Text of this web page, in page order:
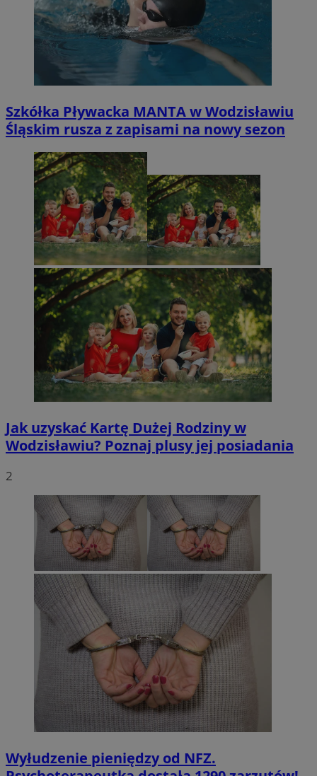
Szkółka Pływacka MANTA w Wodzisławiu
Śląskim rusza z zapisami na nowy sezon
Jak uzyskać Kartę Dużej Rodziny w
Wodzisławiu? Poznaj plusy jej posiadania
2
Wyłudzenie pieniędzy od NFZ.